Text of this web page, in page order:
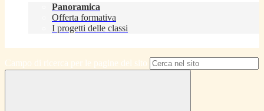
Panoramica
Offerta formativa
I progetti delle classi
Campo di ricerca per le pagine del sito